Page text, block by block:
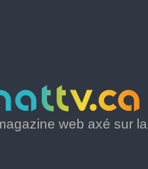
web axé sur la